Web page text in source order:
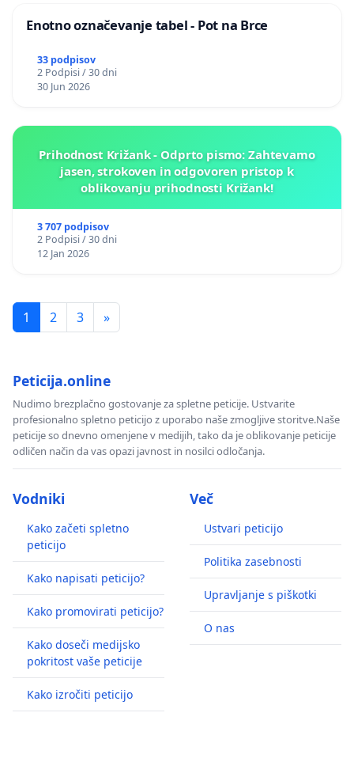
Enotno označevanje tabel - Pot na Brce
33 podpisov
2 Podpisi / 30 dni
30 Jun 2026
Prihodnost Križank - Odprto pismo: Zahtevamo
jasen, strokoven in odgovoren pristop k
oblikovanju prihodnosti Križank!
3 707 podpisov
2 Podpisi / 30 dni
12 Jan 2026
1 2 3 »
Peticija.online
Nudimo brezplačno gostovanje za spletne peticije. Ustvarite
profesionalno spletno peticijo z uporabo naše zmogljive storitve.Naše
peticije so dnevno omenjene v medijih, tako da je oblikovanje peticije
odličen način da vas opazi javnost in nosilci odločanja.
Vodniki
Kako začeti spletno
peticijo
Kako napisati peticijo?
Kako promovirati peticijo?
Kako doseči medijsko
pokritost vaše peticije
Kako izročiti peticijo
Več
Ustvari peticijo
Politika zasebnosti
Upravljanje s piškotki
O nas